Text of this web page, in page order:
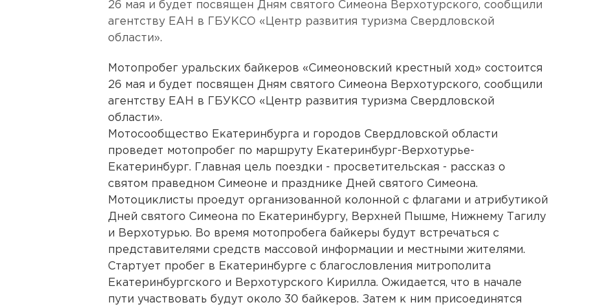
26 мая и будет посвящен Дням святого Симеона Верхотурского, сообщили
агентству ЕАН в ГБУКСО «Центр развития туризма Свердловской
области».
Мотопробег уральских байкеров «Симеоновский крестный ход» состоится
26 мая и будет посвящен Дням святого Симеона Верхотурского, сообщили
агентству ЕАН в ГБУКСО «Центр развития туризма Свердловской
области».
Мотосообщество Екатеринбурга и городов Свердловской области
проведет мотопробег по маршруту Екатеринбург-Верхотурье-
Екатеринбург. Главная цель поездки - просветительская - рассказ о
святом праведном Симеоне и празднике Дней святого Симеона.
Мотоциклисты проедут организованной колонной с флагами и атрибутикой
Дней святого Симеона по Екатеринбургу, Верхней Пышме, Нижнему Тагилу
и Верхотурью. Во время мотопробега байкеры будут встречаться с
представителями средств массовой информации и местными жителями.
Стартует пробег в Екатеринбурге с благословления митрополита
Екатеринбургского и Верхотурского Кирилла. Ожидается, что в начале
пути участвовать будут около 30 байкеров. Затем к ним присоединятся